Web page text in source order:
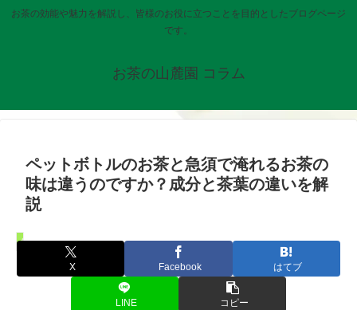
お茶の効能や魅力を解説し、皆様のお役に立つことを目的としたブログページ
です。
お茶の山麓園 コラム
ペットボトルのお茶と急須で淹れるお茶の
味は違うのですか？成分と茶葉の違いを解
説
お知らせ
X Facebook はてブ
LINE コピー